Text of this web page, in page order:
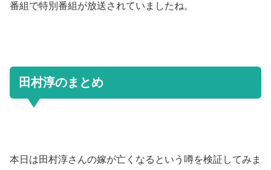
番組で特別番組が放送されていましたね。
田村淳のまとめ
本日は田村淳さんの嫁が亡くなるという噂を検証してみま